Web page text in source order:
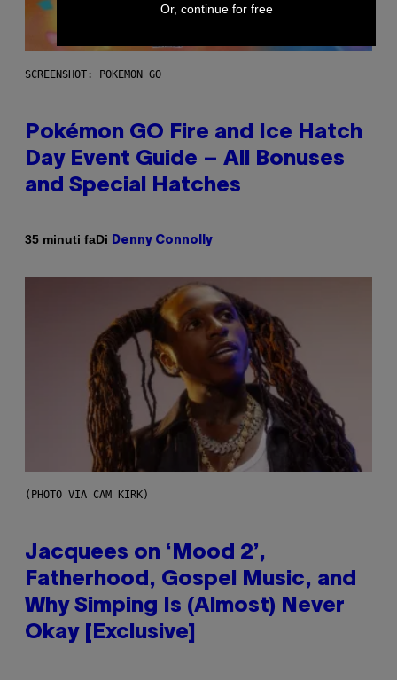
SCREENSHOT: POKEMON GO
Pokémon GO Fire and Ice Hatch
Day Event Guide – All Bonuses
and Special Hatches
35 minuti faDi Denny Connolly
(PHOTO VIA CAM KIRK)
Jacquees on ‘Mood 2’,
Fatherhood, Gospel Music, and
Why Simping Is (Almost) Never
Okay [Exclusive]
Or, continue for free